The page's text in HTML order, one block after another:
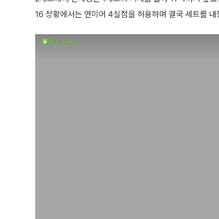
16 상황에서는 연이어 4실점을 허용하며 결국 세트를 내